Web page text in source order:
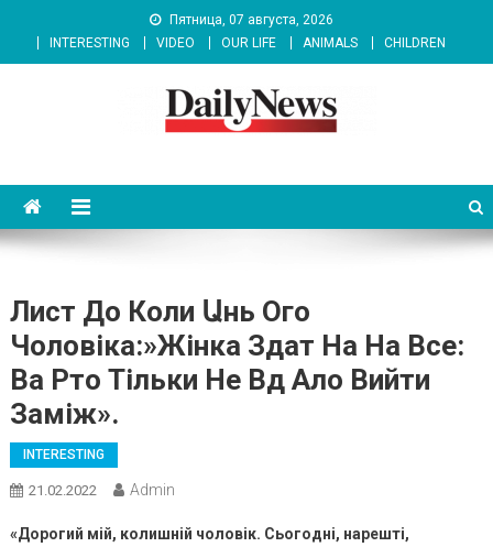
content
Пятница, 07 августа, 2026
INTERESTING
VIDEO OUR LIFE ANIMALS CHILDREN
Лист До Коли Աнь Ого
Чоловіка:»жінка Здат На На Все:
Ва Рто Тільки Не Вд Ало Вийти
Заміж».
INTERESTING
21.02.2022 Admin
«Дорогий мій, колишній чоловік. Сьогодні, нарешті,